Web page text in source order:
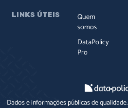
LINKS ÚTEIS
Quem
somos
DataPolicy
Pro
Dados e informações públicas de qualidade.